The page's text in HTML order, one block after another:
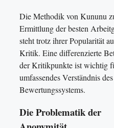
Die Methodik von Kununu
Ermittlung der besten
steht trotz ihrer Popularität
Kritik. Eine differenzierte
der Kritikpunkte ist wichtig
umfassendes Verständnis des
Bewertungssystems.
Die Problematik der